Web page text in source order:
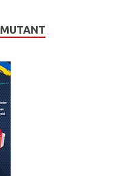
MUTANT